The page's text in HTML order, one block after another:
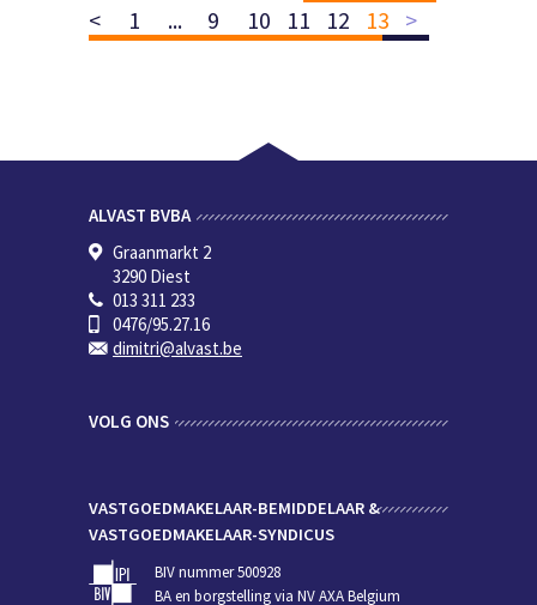
<
1 ... 9 10 11 12 13 >
ALVAST BVBA
Graanmarkt 2
3290 Diest
013 311 233
0476/95.27.16
dimitri@alvast.be
VOLG ONS
VASTGOEDMAKELAAR-BEMIDDELAAR &
VASTGOEDMAKELAAR-SYNDICUS
BIV nummer 500928
BA en borgstelling via NV AXA Belgium